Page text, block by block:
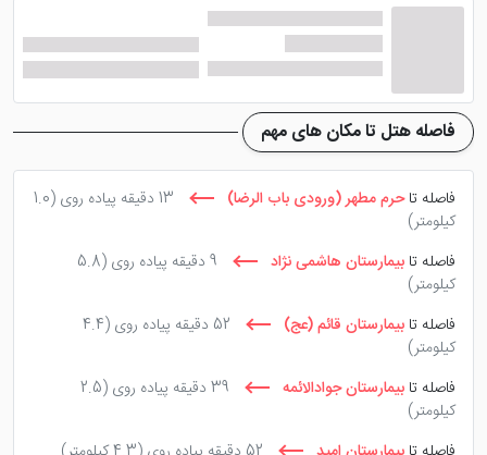
اینکه اینترت به صورت محدود و فقط در لابی قابل ارائه می
موقعیت مکانی خوب این هتل مشهد باعث شده تا به مکان
هایی همچون بازار سوغاتی مشهد بازار رضا، راه آهن، پایانه
مسافربری، مسجد هفتاد و دوتن، بازار سرشور و ... دسترسی
راحتی داشته باشد. فاصله هتل ارزان قیمت فرزانگان مشهد تا
حرم مطهر امام هشتم نیز به 15 دقیقه پیاده روی می رسد.
پرشین هتل برای
تور مشهد رزرو هتل
، چه خدماتی
عرضه می کند؟
ساعته، نظر سنجی های مداوم در سفر، ثبت نظرات حقیقی
میهمانان، امتیاز ویژه در باشگاه مشتریان، تخفیف های
فاصله هتل تا مکان های مهم
فاصله تاحرم مطهر (ورودی باب الرضا) 13 دقیقه پیاده روی
(1.0
کیلومتر)
فاصله تا بیمارستان هاشمی نژاد 9 دقیقه پیاده روی
(5.8
کیلومتر)
فاصله تا بیمارستان قائم (عج) 52 دقیقه پیاده روی
(4.4
کیلومتر)
فاصله تا بیمارستان جوادالائمه 39 دقیقه پیاده روی
(2.5
کیلومتر)